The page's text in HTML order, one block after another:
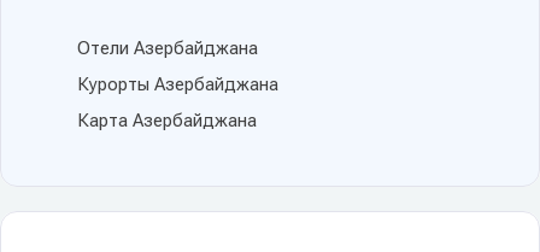
Отели Азербайджана
Курорты Азербайджана
Карта Азербайджана